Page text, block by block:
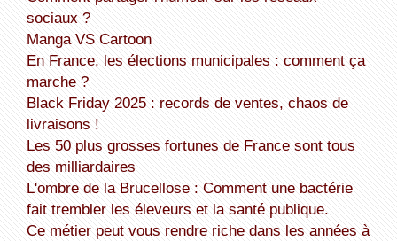
sociaux ?
Manga VS Cartoon
En France, les élections municipales : comment ça
marche ?
Black Friday 2025 : records de ventes, chaos de
livraisons !
Les 50 plus grosses fortunes de France sont tous
des milliardaires
L'ombre de la Brucellose : Comment une bactérie
fait trembler les éleveurs et la santé publique.
Ce métier peut vous rendre riche dans les années à